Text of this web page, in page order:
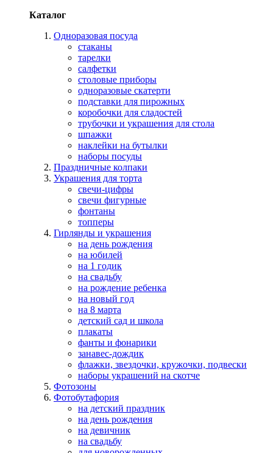
Каталог
Одноразовая посуда
стаканы
тарелки
салфетки
столовые приборы
одноразовые скатерти
подставки для пирожных
коробочки для сладостей
трубочки и украшения для стола
шпажки
наклейки на бутылки
наборы посуды
Праздничные колпаки
Украшения для торта
свечи-цифры
свечи фигурные
фонтаны
топперы
Гирлянды и украшения
на день рождения
на юбилей
на 1 годик
на свадьбу
на рождение ребенка
на новый год
на 8 марта
детский сад и школа
плакаты
фанты и фонарики
занавес-дождик
флажки, звездочки, кружочки, подвески
наборы украшений на скотче
Фотозоны
Фотобутафория
на детский праздник
на день рождения
на девичник
на свадьбу